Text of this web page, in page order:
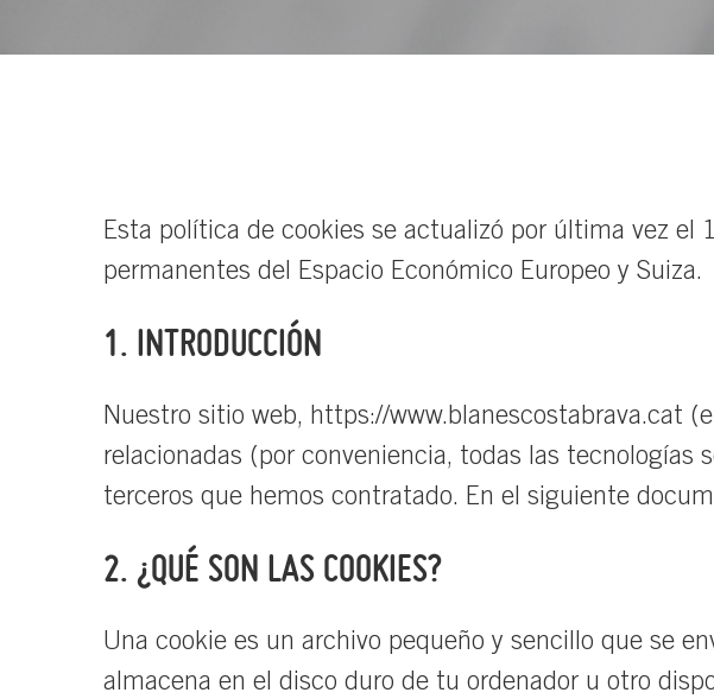
Esta política de cookies se actualizó por última vez el
permanentes del Espacio Económico Europeo y Suiza.
1. INTRODUCCIÓN
Nuestro sitio web, https://www.blanescostabrava.cat
relacionadas (por conveniencia, todas las tecnologías
terceros que hemos contratado. En el siguiente
2. ¿QUÉ SON LAS COOKIES?
Una cookie es un archivo pequeño y sencillo que se
almacena en el disco duro de tu ordenador u otro